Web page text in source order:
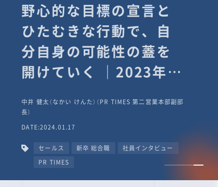
野心的な目標の宣言と
ひたむきな行動で、自
分自身の可能性の蓋を
開けていく ｜2023年度
タビュー #PR
TIMESな人たち
中井 健太（なかい けんた）（PR TIMES 第二営業本部副部
長）
DATE:2024.01.17
セールス 新卒 総合職
社員インタビュー
PR TIMES